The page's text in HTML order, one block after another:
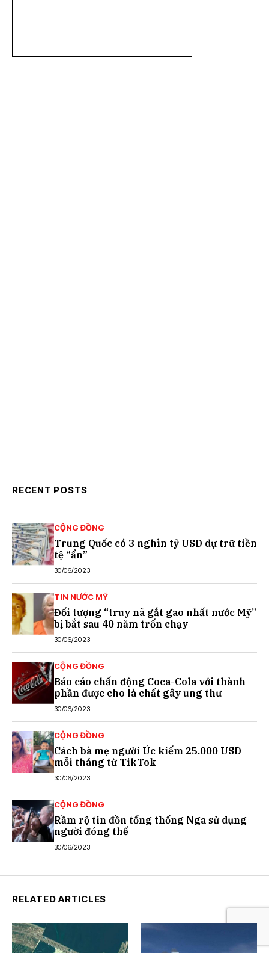
RECENT POSTS
CỘNG ĐỒNG
Trung Quốc có 3 nghìn tỷ USD dự trữ tiền
tệ “ẩn”
30/06/2023
TIN NƯỚC MỸ
Đối tượng “truy nã gắt gao nhất nước Mỹ”
bị bắt sau 40 năm trốn chạy
30/06/2023
CỘNG ĐỒNG
Báo cáo chấn động Coca-Cola với thành
phần được cho là chất gây ung thư
30/06/2023
CỘNG ĐỒNG
Cách bà mẹ người Úc kiếm 25.000 USD
mỗi tháng từ TikTok
30/06/2023
CỘNG ĐỒNG
Rầm rộ tin đồn tổng thống Nga sử dụng
người đóng thế
30/06/2023
RELATED ARTICLES